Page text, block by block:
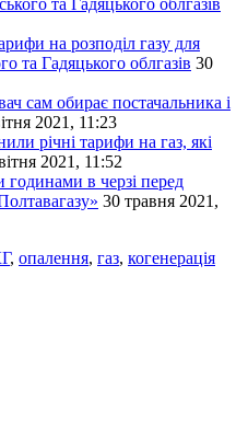
та Гадяцького облгазів
на розподіл газу для
та Гадяцького облгазів 30
сам обирає постачальника і
2021, 11:23
річні тарифи на газ, які
2021, 11:52
в черзі перед
30 травня 2021,
, опалення, газ, когенерація